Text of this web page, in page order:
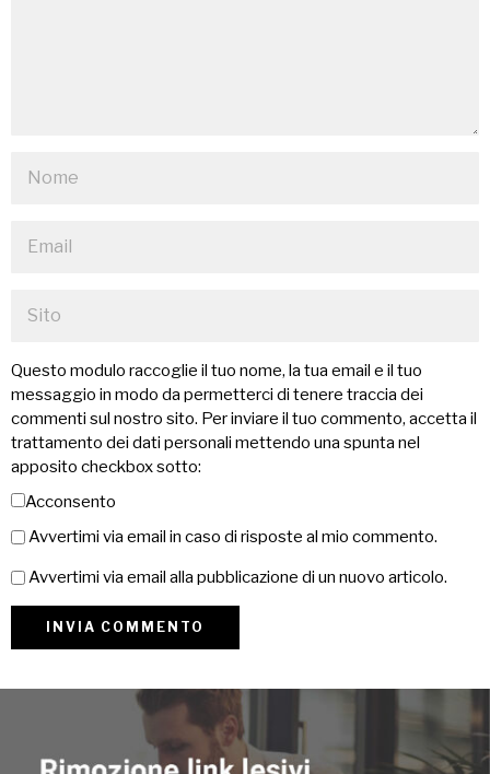
Questo modulo raccoglie il tuo nome, la tua email e il tuo
messaggio in modo da permetterci di tenere traccia dei
commenti sul nostro sito. Per inviare il tuo commento, accetta il
trattamento dei dati personali mettendo una spunta nel
apposito checkbox sotto:
Acconsento
Avvertimi via email in caso di risposte al mio commento.
Avvertimi via email alla pubblicazione di un nuovo articolo.